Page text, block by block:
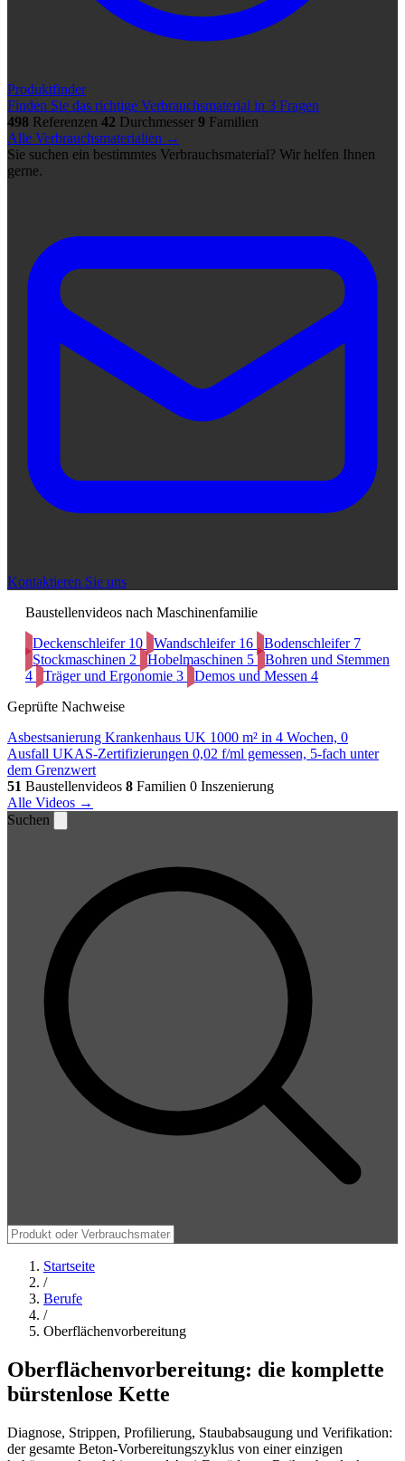
Produktfinder
Finden Sie das richtige Verbrauchsmaterial in 3 Fragen
498 Referenzen 42 Durchmesser 9 Familien
Alle Verbrauchsmaterialien →
Sie suchen ein bestimmtes Verbrauchsmaterial? Wir helfen Ihnen
gerne.
Kontaktieren Sie uns
Baustellenvideos nach Maschinenfamilie
Deckenschleifer 10 Wandschleifer 16 Bodenschleifer 7
Stockmaschinen 2 Hobelmaschinen 5
Bohren und Stemmen
4
Träger und Ergonomie 3 Demos und Messen 4
Geprüfte Nachweise
Asbestsanierung Krankenhaus UK 1000 m² in 4 Wochen, 0
Ausfall UKAS-Zertifizierungen 0,02 f/ml gemessen, 5-fach unter
dem Grenzwert
51 Baustellenvideos 8 Familien 0 Inszenierung
Alle Videos →
Suchen
Startseite
/
Berufe
/
Oberflächenvorbereitung
Oberflächenvorbereitung: die komplette
bürstenlose Kette
Diagnose, Strippen, Profilierung, Staubabsaugung und Verifikation:
der gesamte Beton-Vorbereitungszyklus von einer einzigen